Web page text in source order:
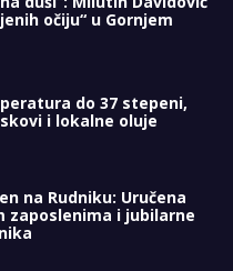
očiju“ u Gornjem
do 37 stepeni,
i lokalne oluje
na Rudniku: Uručena
zaposlenima i jubilarne